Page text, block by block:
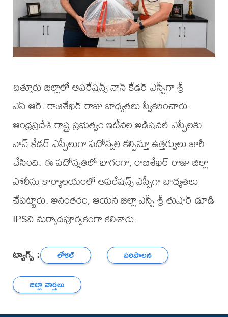
చిత్తూరు జిల్లాలో ఆపరేషన్స్ నాన్ కేడర్ ఎస్పీగా శ్రీ
ఎస్.ఆర్. రాజశేఖర్ రాజు బాధ్యతలు స్వీకరించారు.
ఆంధ్రప్రదేశ్ రాష్ట్ర ప్రభుత్వం ఇటీవల అడిషనల్ ఎస్పీలకు
నాన్ కేడర్ ఎస్పీలుగా పదోన్నతి కల్పిస్తూ ఉత్తర్వులు జారీ
చేసింది. ఈ పదోన్నతిలో భాగంగా, రాజశేఖర్ రాజు జిల్లా
పోలీసు కార్యాలయంలో ఆపరేషన్స్ ఎస్పీగా బాధ్యతలు
చేపట్టారు. అనంతరం, ఆయన జిల్లా ఎస్పీ శ్రీ తుషార్ డూడి
IPSని మర్యాదపూర్వకంగా కలిశారు.
ట్యాగ్స్ : లోకల్
పరిపాలన
జిల్లా వార్తలు